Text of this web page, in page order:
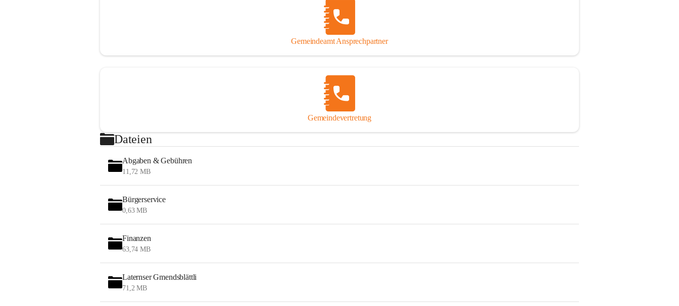
Gemeindeamt Ansprechpartner
Gemeindevertretung
Dateien
Abgaben & Gebühren
11,72 MB
Bürgerservice
0,63 MB
Finanzen
63,74 MB
Laternser Gmendsblättli
71,2 MB